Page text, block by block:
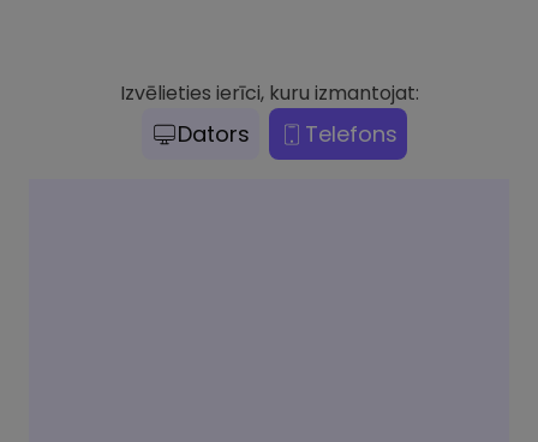
Izvēlieties ierīci, kuru izmantojat:
Dators Telefons